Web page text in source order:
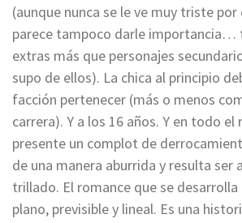
(aunque nunca se le ve muy triste
parece tampoco darle importancia…
extras más que personajes
supo de ellos). La chica al principio
facción pertenecer (más o menos
carrera). Y a los 16 años. Y en todo
presente un complot de
de una manera aburrida y resulta
trillado. El romance que se
plano, previsible y lineal. Es una